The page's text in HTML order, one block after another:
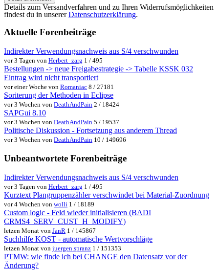
Details zum Versandverfahren und zu Ihren Widerrufsmöglichkeiten
findest du in unsererDatenschutzerklärung.
Aktuelle Forenbeiträge
Indirekter Verwendungsnachweis aus S/4 verschwunden
vor 3 Tagen von Herbert_zarg 1 / 495
Bestellungen -> neue Freigabestrategie -> Tabelle KSSK 032
Eintrag wird nicht transportiert
vor einer Woche von Romaniac 8 / 27181
Soriterung der Methoden in Eclipse
vor 3 Wochen von DeathAndPain 2 / 18424
SAPGui 8.10
vor 3 Wochen von DeathAndPain 5 / 19537
Politische Diskussion - Fortsetzung aus anderem Thread
vor 3 Wochen von DeathAndPain 10 / 149696
Unbeantwortete Forenbeiträge
Indirekter Verwendungsnachweis aus S/4 verschwunden
vor 3 Tagen von Herbert_zarg 1 / 495
Kurztext Plangruppenzähler verschwindet bei Material-Zuordnung
vor 4 Wochen von wolli 1 / 18189
Custom logic - Feld wieder initialisieren (BADI
CRMS4_SERV_CUST_H_MODIFY)
letzen Monat von JanR 1 / 145867
Suchhilfe KOST - automatische Wertvorschläge
letzen Monat von juergen.spranz 1 / 151353
PTMW: wie finde ich bei CHANGE den Datensatz vor der
Änderung?